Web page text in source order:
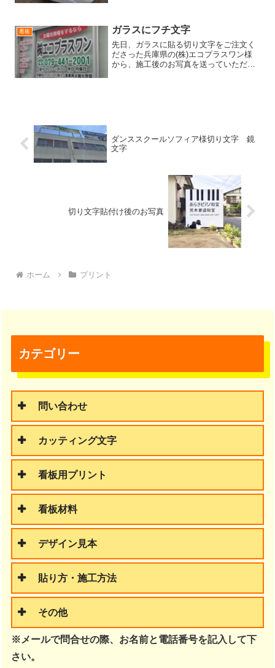
文いただきましたのが...
看板 ガラスにフチ文字
先日、ガラスに貼る切り文字をご注文く
ださった兵庫県の(株)エコプラスワン様
から、施工後のお写真を送っていただき
ダンススクールソフィア様切り文字 鏡
文字
切り文字貼付け後のお写真
ホーム プリント
カテゴリー
問い合わせ
カッティング文字
看板用プリント
看板材料
デザイン見本
貼り方・施工方法
その他
※メールで問合せの際、お名前と電話番号を記入して下
さい。